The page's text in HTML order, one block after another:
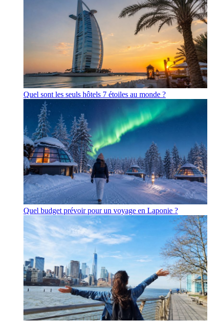
Quel sont les seuls hôtels 7 étoiles au monde ?
Quel budget prévoir pour un voyage en Laponie ?